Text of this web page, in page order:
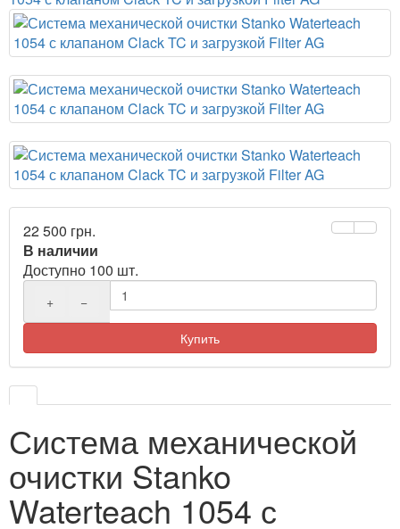
22 500 грн.
В наличии
Доступно 100 шт.
+ −
Купить
Система механической
очистки Stanko
Waterteach 1054 с